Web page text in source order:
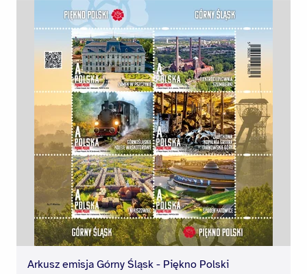
Arkusz emisja Górny Śląsk - Piękno Polski